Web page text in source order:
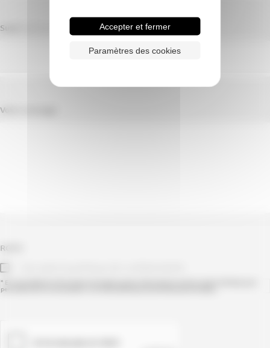
Sujet
Votre message
RGPD
* En soumettant ce formulaire j’accepte que les informations saisies soient utilisées pour
permettre de me recontacter. Lire notre politique de données personnelles.
Accepter et fermer
Paramètres des cookies